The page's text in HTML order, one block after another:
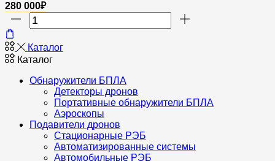
280 000₽
Количество
товара
FPV
Гарпия
каналов
400W
Каталог
Каталог
Обнаружители БПЛА
Детекторы дронов
Портативные обнаружители БПЛА
Аэроскопы
Подавители дронов
Стационарные РЭБ
Автоматизированные системы
Автомобильные РЭБ